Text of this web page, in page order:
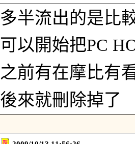
多半流出的是比
可以開始把PC
之前有在摩比有
後來就刪除掉了